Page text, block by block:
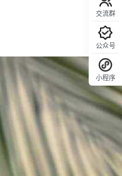
交流群
公众号
小程序
回顶部